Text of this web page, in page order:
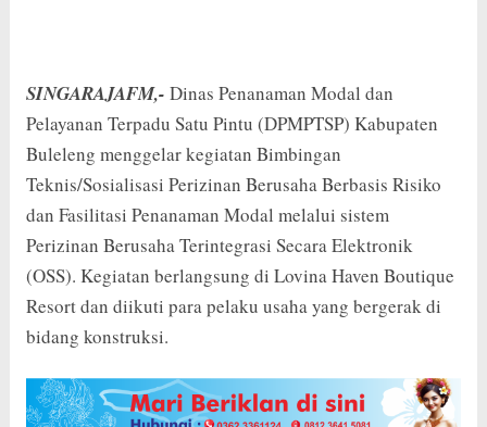
SINGARAJAFM,- Dinas Penanaman Modal dan
Pelayanan Terpadu Satu Pintu (DPMPTSP) Kabupaten
Buleleng menggelar kegiatan Bimbingan
Teknis/Sosialisasi Perizinan Berusaha Berbasis Risiko
dan Fasilitasi Penanaman Modal melalui sistem
Perizinan Berusaha Terintegrasi Secara Elektronik
(OSS). Kegiatan berlangsung di Lovina Haven Boutique
Resort dan diikuti para pelaku usaha yang bergerak di
bidang konstruksi.